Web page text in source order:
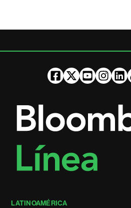
LATINOAMÉRICA